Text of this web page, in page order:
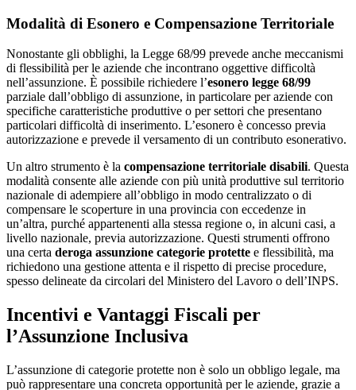
Modalità di Esonero e Compensazione Territoriale
Nonostante gli obblighi, la Legge 68/99 prevede anche meccanismi
di flessibilità per le aziende che incontrano oggettive difficoltà
nell’assunzione. È possibile richiedere l’esonero legge 68/99
parziale dall’obbligo di assunzione, in particolare per aziende con
specifiche caratteristiche produttive o per settori che presentano
particolari difficoltà di inserimento. L’esonero è concesso previa
autorizzazione e prevede il versamento di un contributo esonerativo.
Un altro strumento è la compensazione territoriale disabili. Questa
modalità consente alle aziende con più unità produttive sul territorio
nazionale di adempiere all’obbligo in modo centralizzato o di
compensare le scoperture in una provincia con eccedenze in
un’altra, purché appartenenti alla stessa regione o, in alcuni casi, a
livello nazionale, previa autorizzazione. Questi strumenti offrono
una certa deroga assunzione categorie protette e flessibilità, ma
richiedono una gestione attenta e il rispetto di precise procedure,
spesso delineate da circolari del Ministero del Lavoro o dell’INPS.
Incentivi e Vantaggi Fiscali per
l’Assunzione Inclusiva
L’assunzione di categorie protette non è solo un obbligo legale, ma
può rappresentare una concreta opportunità per le aziende, grazie a